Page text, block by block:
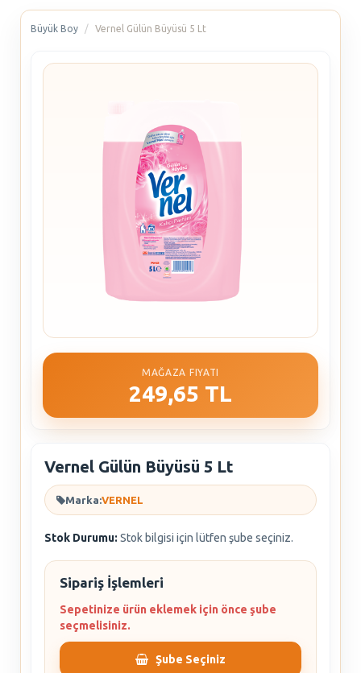
Büyük Boy Vernel Gülün Büyüsü 5 Lt
MAĞAZA FIYATI
249,65 TL
Vernel Gülün Büyüsü 5 Lt
Marka:VERNEL
Stok Durumu: Stok bilgisi için lütfen şube seçiniz.
Sipariş İşlemleri
Sepetinize ürün eklemek için önce şube
seçmelisiniz.
Şube Seçiniz